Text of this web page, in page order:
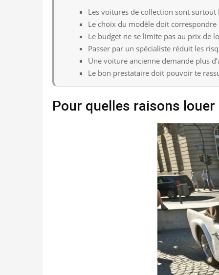
Les voitures de collection sont surtout
Le choix du modèle doit
Le budget ne se limite pas au prix de
Passer par un spécialiste réduit les
Une voiture ancienne demande plus
Le bon prestataire doit pouvoir te
Pour quelles raisons